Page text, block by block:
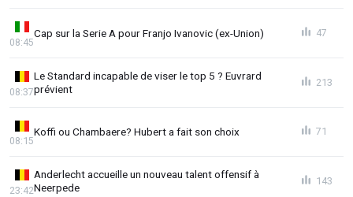
Cap sur la Serie A pour Franjo Ivanovic (ex-Union)
08:45
47
Le Standard incapable de viser le top 5 ? Euvrard
prévient
08:37
213
Koffi ou Chambaere? Hubert a fait son choix
08:15
71
Anderlecht accueille un nouveau talent offensif à
Neerpede
23:42
143